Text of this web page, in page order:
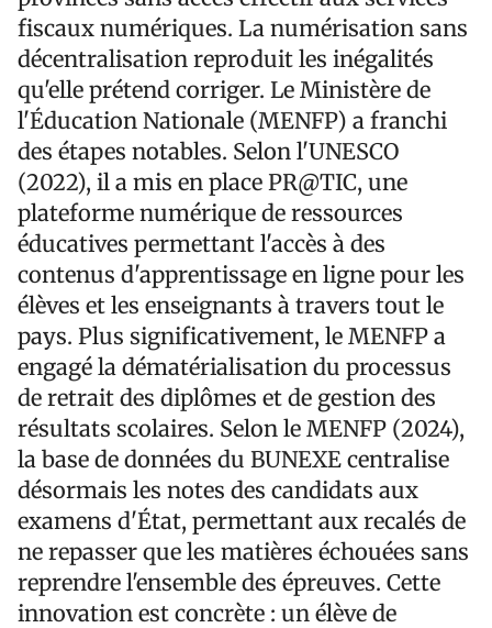
fiscaux numériques. La numérisation sans
décentralisation reproduit les inégalités
qu'elle prétend corriger. Le Ministère de
l'Éducation Nationale (MENFP) a franchi
des étapes notables. Selon l'UNESCO
(2022), il a mis en place PR@TIC, une
plateforme numérique de ressources
éducatives permettant l'accès à des
contenus d'apprentissage en ligne pour les
élèves et les enseignants à travers tout le
pays. Plus significativement, le MENFP a
engagé la dématérialisation du processus
de retrait des diplômes et de gestion des
résultats scolaires. Selon le MENFP (2024),
la base de données du BUNEXE centralise
désormais les notes des candidats aux
examens d'État, permettant aux recalés de
ne repasser que les matières échouées sans
reprendre l'ensemble des épreuves. Cette
innovation est concrète : un élève de